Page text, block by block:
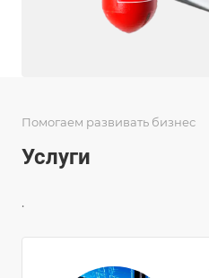
Помогаем развивать бизнес
Услуги
.